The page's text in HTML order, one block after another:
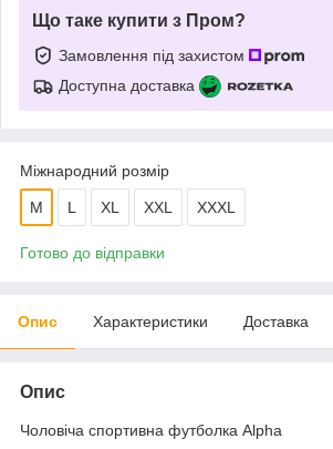
Що таке купити з Пром?
Замовлення під захистом
Доступна доставка
Міжнародний розмір
M L XL XXL XXXL
Готово до відправки
Опис Характеристики Доставка
Опис
Чоловіча спортивна футболка Alpha